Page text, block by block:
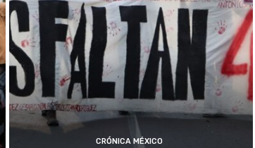
CRÓNICA MÉXICO